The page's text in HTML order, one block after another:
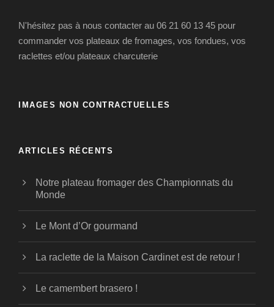
N'hésitez pas à nous contacter au 06 21 60 13 45 pour
commander vos plateaux de fromages, vos fondues, vos
raclettes et/ou plateaux charcuterie
IMAGES NON CONTRACTUELLES
ARTICLES RÉCENTS
Notre plateau fromager des Championnats du
Monde
Le Mont d’Or gourmand
La raclette de la Maison Cardinet est de retour !
Le camembert brasero !